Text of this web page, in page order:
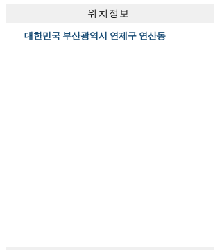
위치정보
대한민국 부산광역시 연제구 연산동